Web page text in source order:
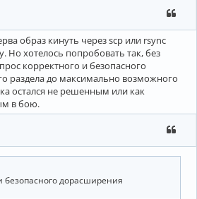
образ кинуть через scp или rsync
Но хотелось попробовать так, без
корректного и безопасного
раздела до максимально возможного
остался не решенным или как
в бою.
безопасного дорасширения